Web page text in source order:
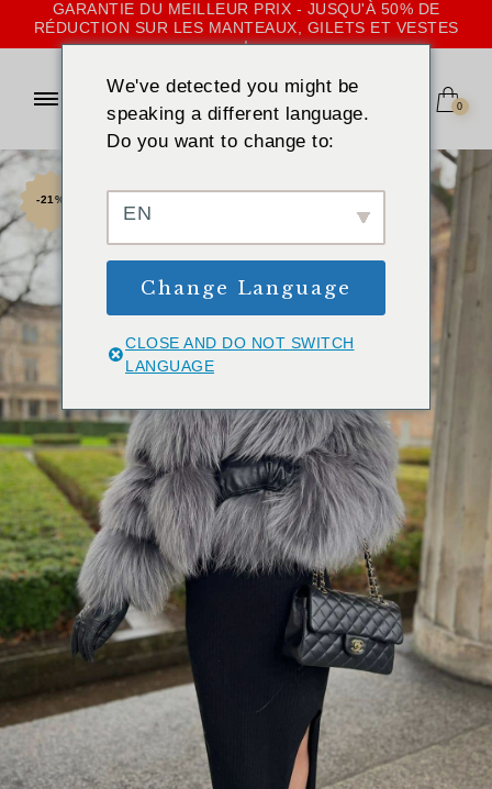
GARANTIE DU MEILLEUR PRIX - JUSQU'À 50% DE
RÉDUCTION SUR LES MANTEAUX, GILETS ET VESTES
!
0
-21%
We've detected you might be
speaking a different language.
Do you want to change to:
EN
Change Language
CLOSE AND DO NOT SWITCH
LANGUAGE